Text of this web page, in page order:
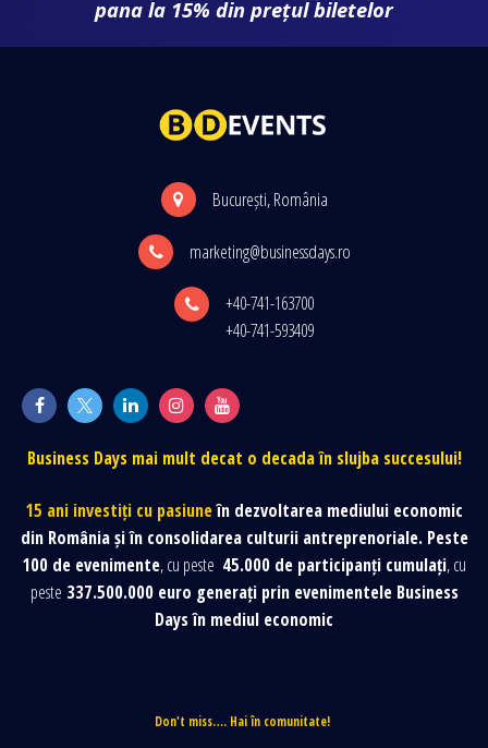
pana la 15% din prețul biletelor
București, România
marketing@businessdays.ro
+40-741-163700
+40-741-593409
Business Days mai mult decat o decada în slujba succesului!
15 ani investiți cu pasiuneîn dezvoltarea mediului economic
din România și în consolidarea culturii antreprenoriale. Peste
100 de evenimente, cu peste 45.000 de participanți cumulați, cu
peste 337.500.000 euro generați prin evenimentele Business
Days în mediul economic
Don't miss…. Hai în comunitate!